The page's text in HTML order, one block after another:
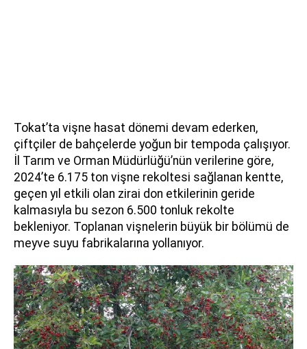
Tokat’ta vişne hasat dönemi devam ederken,
çiftçiler de bahçelerde yoğun bir tempoda çalışıyor.
İl Tarım ve Orman Müdürlüğü’nün verilerine göre,
2024’te 6.175 ton vişne rekoltesi sağlanan kentte,
geçen yıl etkili olan zirai don etkilerinin geride
kalmasıyla bu sezon 6.500 tonluk rekolte
bekleniyor. Toplanan vişnelerin büyük bir bölümü de
meyve suyu fabrikalarına yollanıyor.